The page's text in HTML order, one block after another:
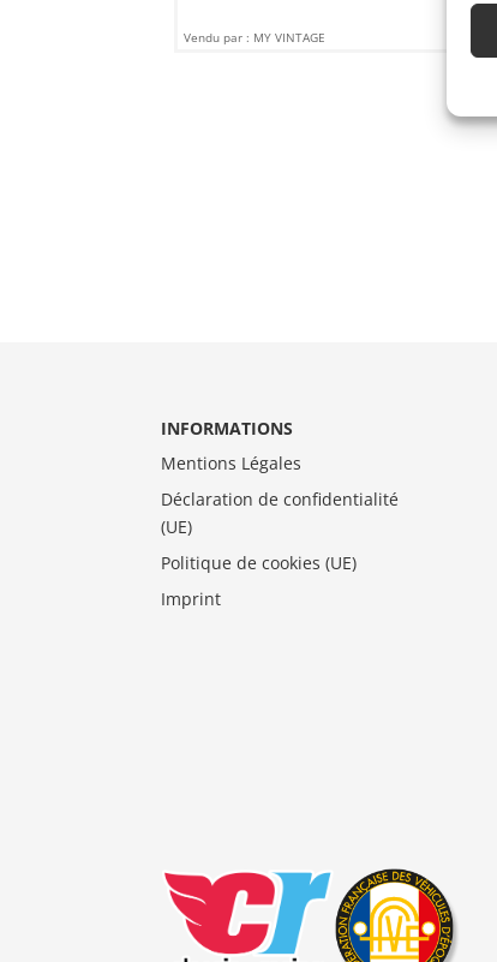
Vendu par : MY VINTAGE
INFORMATIONS
Mentions Légales
Déclaration de confidentialité
(UE)
Politique de cookies (UE)
Imprint